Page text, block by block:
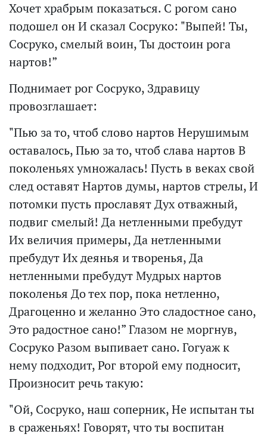
Хочет храбрым показаться. С рогом сано
подошел он И сказал Сосруко: "Выпей! Ты,
Сосруко, смелый воин, Ты достоин рога
нартов!”
Поднимает рог Сосруко, Здравицу
провозглашает:
"Пью за то, чтоб слово нартов Нерушимым
оставалось, Пью за то, чтоб слава нартов В
поколеньях умножалась! Пусть в веках свой
след оставят Нартов думы, нартов стрелы, И
потомки пусть прославят Дух отважный,
подвиг смелый! Да нетленными пребудут
Их величия примеры, Да нетленными
пребудут Их деянья и творенья, Да
нетленными пребудут Мудрых нартов
поколенья До тех пор, пока нетленно,
Драгоценно и желанно Это сладостное сано,
Это радостное сано!” Глазом не моргнув,
Сосруко Разом выпивает сано. Гогуаж к
нему подходит, Рог второй ему подносит,
Произносит речь такую:
"Ой, Сосруко, наш соперник, Не испытан ты
в сраженьях! Говорят, что ты воспитан